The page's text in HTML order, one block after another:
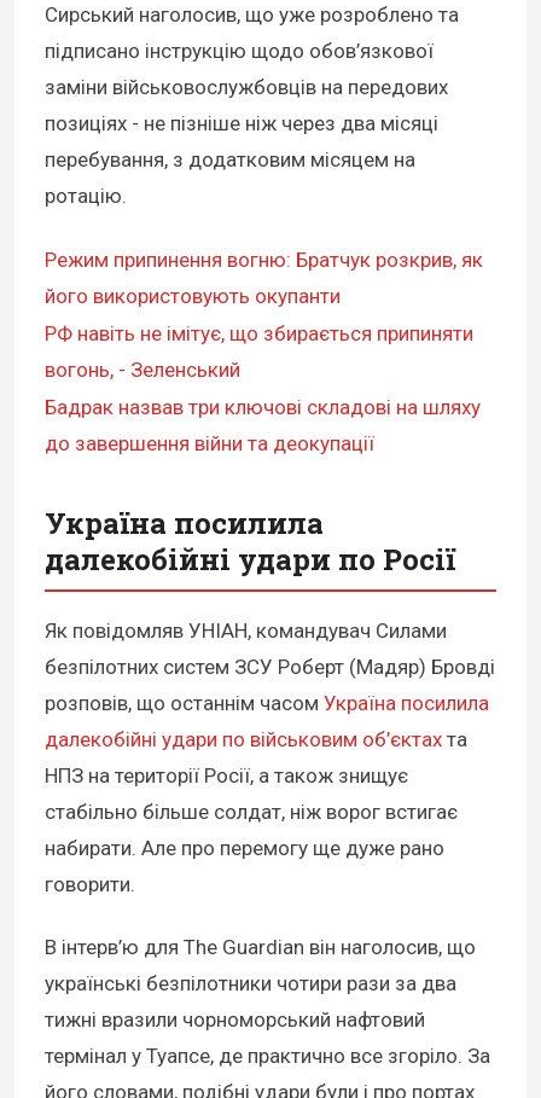
Сирський наголосив, що уже розроблено та
підписано інструкцію щодо обов’язкової
заміни військовослужбовців на передових
позиціях - не пізніше ніж через два місяці
перебування, з додатковим місяцем на
ротацію.
Режим припинення вогню: Братчук розкрив, як
його використовують окупанти
РФ навіть не імітує, що збирається припиняти
вогонь, - Зеленський
Бадрак назвав три ключові складові на шляху
до завершення війни та деокупації
Україна посилила
далекобійні удари по Росії
Як повідомляв УНІАН, командувач Силами
безпілотних систем ЗСУ Роберт (Мадяр) Бровді
розповів, що останнім часом Україна посилила
далекобійні удари по військовим об’єктах та
НПЗ на території Росії, а також знищує
стабільно більше солдат, ніж ворог встигає
набирати. Але про перемогу ще дуже рано
говорити.
В інтерв’ю для The Guardian він наголосив, що
українські безпілотники чотири рази за два
тижні вразили чорноморський нафтовий
термінал у Туапсе, де практично все згоріло. За
його словами, подібні удари були і про портах